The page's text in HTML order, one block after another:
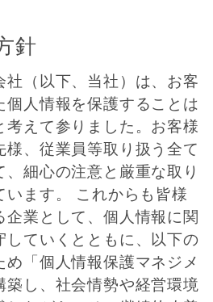
針
社（以下、当社）は、お客
個人情報を保護することは
考えて参りました。お客様
様、従業員等取り扱う全て
細心の注意と厳重な取り
います。 これからも皆様
企業として、個人情報に関
していくとともに、以下の
「個人情報保護マネジメ
築し、社会情勢や経営環境